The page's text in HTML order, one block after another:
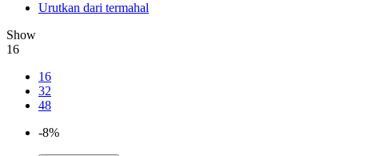
Urutkan dari termahal
Show
16
16
32
48
-8%